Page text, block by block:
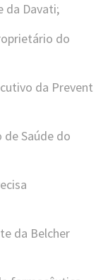
da Davati;
do
da Prevent
de Saúde do
da Belcher